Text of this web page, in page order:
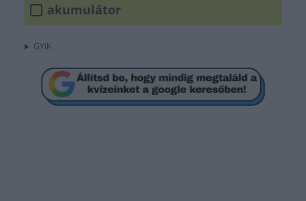
akumulátor
GYIK